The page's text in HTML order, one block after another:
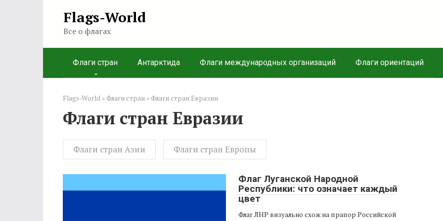
Flags-World
Все о флагах
Флаги стран Антарктида Флаги международных организаций Флаги ориентаций
Flags-World » Флаги стран » Флаги стран Евразии
Флаги стран Евразии
Флаги стран Азии Флаги стран Европы
Флаг Луганской Народной
Республики: что означает каждый
цвет
Флаг ЛНР визуально схож на прапор Российской